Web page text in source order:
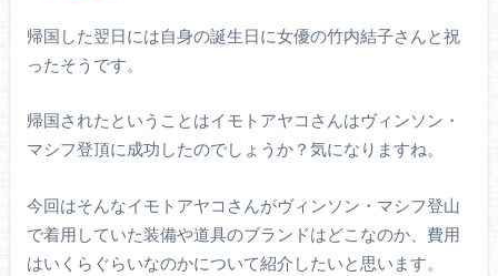
帰国した翌日には自身の誕生日に女優の竹内結子さんと祝
ったそうです。
帰国されたということはイモトアヤコさんはヴィンソン・
マシフ登頂に成功したのでしょうか？気になりますね。
今回はそんなイモトアヤコさんがヴィンソン・マシフ登山
で着用していた装備や道具のブランドはどこなのか、費用
はいくらぐらいなのかについて紹介したいと思います。